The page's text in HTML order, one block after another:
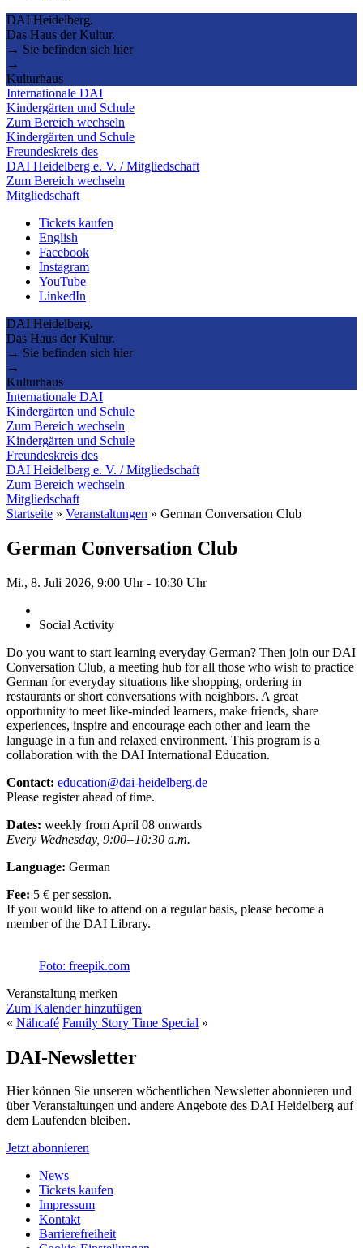
DAI Heidelberg.
Das Haus der Kultur.
→ Sie befinden sich hier
→
Kulturhaus
Internationale DAI
Kindergärten und Schule
Zum Bereich wechseln
Kindergärten und Schule
Freundeskreis des
DAI Heidelberg e. V. / Mitgliedschaft
Zum Bereich wechseln
Mitgliedschaft
Tickets kaufen
English
Facebook
Instagram
YouTube
LinkedIn
DAI Heidelberg.
Das Haus der Kultur.
→ Sie befinden sich hier
→
Kulturhaus
Internationale DAI
Kindergärten und Schule
Zum Bereich wechseln
Kindergärten und Schule
Freundeskreis des
DAI Heidelberg e. V. / Mitgliedschaft
Zum Bereich wechseln
Mitgliedschaft
Startseite » Veranstaltungen » German Conversation Club
German Conversation Club
Mi., 8. Juli 2026, 9:00 Uhr- 10:30 Uhr
Social Activity
Do you want to start learning everyday German? Then join our DAI
Conversation Club, a meeting hub for all those who wish to practice
German for everyday situations like shopping, ordering in
restaurants or short conversations with neighbors. A great
opportunity to meet like-minded learners, make friends, share
experiences, inspire and encourage each other and learn the
language in a fun and relaxed environment. This program is a
collaboration with the DAI International Education.
Contact: education@dai-heidelberg.de
Please register ahead of time.
Dates: weekly from April 08 onwards
Every Wednesday, 9:00 – 10:30 a.m.
Language: German
Fee: 5 € per session.
If you would like to attend on a regular basis, please become a
member of the DAI Library.
Foto: freepik.com
Veranstaltung merken
Zum Kalender hinzufügen
« Nähcafé Family Story Time Special »
DAI-Newsletter
Hier können Sie unseren wöchentlichen Newsletter abonnieren und
über Veranstaltungen und andere Angebote des DAI Heidelberg auf
dem Laufenden bleiben.
Jetzt abonnieren
News
Tickets kaufen
Impressum
Kontakt
Barrierefreiheit